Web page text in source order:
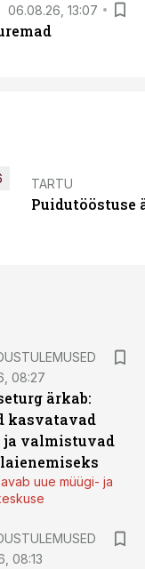
06.08.26, 13:07
TARTU
Puidutööstuse
08:27
ärkab:
kasvatavad
ja valmistuvad
uue müügi- ja
08:13